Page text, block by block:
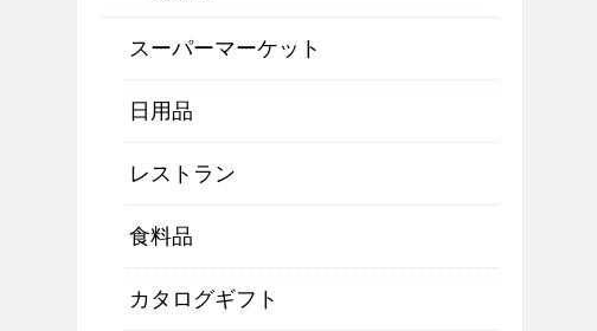
スーパーマーケット
日用品
レストラン
食料品
カタログギフト